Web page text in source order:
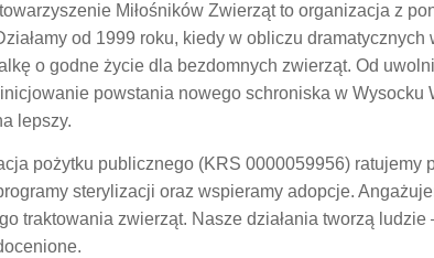
Miłośników Zwierząt to organizacja z
od 1999 roku, kiedy w obliczu
o godne życie dla bezdomnych zwierząt. Od
powstania nowego schroniska w
lepszy.
pożytku publicznego (KRS 0000059956)
sterylizacji oraz wspieramy adopcje.
traktowania zwierząt. Nasze działania tworzą